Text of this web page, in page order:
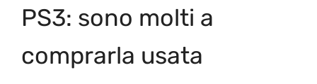
PS3: sono molti a
comprarla usata